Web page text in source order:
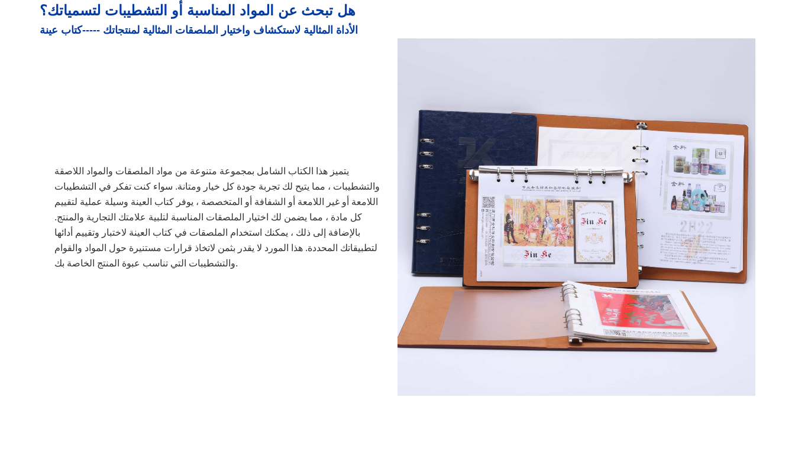
norwegian
هل تبحث عن المواد المناسبة أو التشطيبات لتسمياتك؟
الأداة المثالية لاستكشاف واختيار الملصقات المثالية لمنتجاتك -----كتاب عينة
يتميز هذا الكتاب الشامل بمجموعة متنوعة من مواد الملصقات والمواد اللاصقة
والتشطيبات ، مما يتيح لك تجربة جودة كل خيار ومتانة. سواء كنت تفكر في التشطيبات
اللامعة أو غير اللامعة أو الشفافة أو المتخصصة ، يوفر كتاب العينة وسيلة عملية لتقييم
كل مادة ، مما يضمن لك اختيار الملصقات المناسبة لتلبية علامتك التجارية والمنتج.
بالإضافة إلى ذلك ، يمكنك استخدام الملصقات في كتاب العينة لاختبار وتقييم أدائها
لتطبيقاتك المحددة. هذا المورد لا يقدر بثمن لاتخاذ قرارات مستنيرة حول المواد والقوام
والتشطيبات التي تناسب عبوة المنتج الخاصة بك.